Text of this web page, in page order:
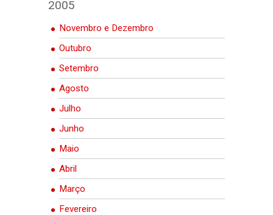
2005
Novembro e Dezembro
Outubro
Setembro
Agosto
Julho
Junho
Maio
Abril
Março
Fevereiro